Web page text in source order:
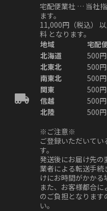
宅配便業社 … 当社
ます。
11,000円（税込）
料 となります。
地域
宅配
北海道
500円
北東北
500円
南東北
500円
関東
500円
信越
500円
北陸
500円
※ご注意※
ご登録いただいて
す。
発送後にお届け先
業者による転送手続
けにお時間がかかる
また、お客様都合
のご負担となります
い。